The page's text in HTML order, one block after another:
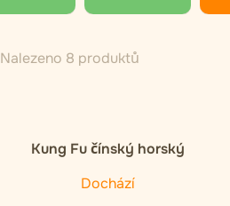
Nalezeno 8 produktů
Kung Fu čínský horský
Dochází